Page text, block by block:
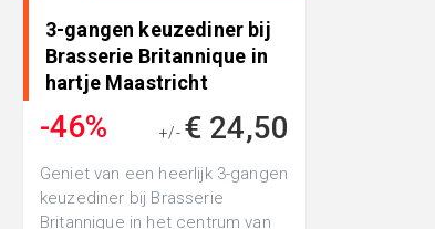
3-gangen keuzediner bij
Brasserie Britannique in
hartje Maastricht
-46% +/- € 24,50
Geniet van een heerlijk 3-gangen
keuzediner bij Brasserie
Britannique in het centrum van